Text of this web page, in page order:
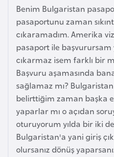
Benim Bulgaristan
pasaportunu zaman
cıkaramadım. Amerika
pasaport ile
cıkarmaz isem farklı bir
Başvuru aşamasında
sağlamaz mı? Bulgaristan
belirttiğim zaman başka
yaparlar mı o açıdan
oturuyorum yılda bir iki
Bulgaristan'a yani giriş
olursanız dönüş
y
a
F
i
l
d
i
ş
i
S
a